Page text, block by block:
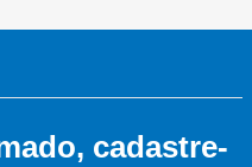
cadastre-